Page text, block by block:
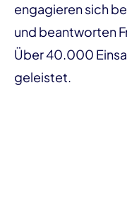
engagieren sich
und beantworten
Über 40.000
geleistet.